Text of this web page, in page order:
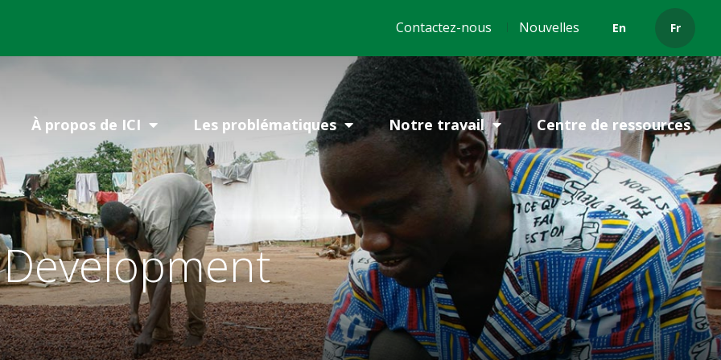
Header
menu
Contactez-nous Nouvelles En Fr
À propos de ICI Les problématiques Notre travail Centre de ressources